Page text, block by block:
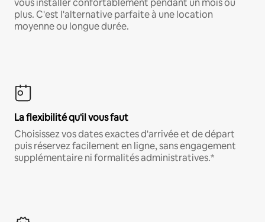
vous installer confortablement pendant un mois ou
plus. C'est l'alternative parfaite à une location
moyenne ou longue durée.
La flexibilité qu'il vous faut
Choisissez vos dates exactes d'arrivée et de départ
puis réservez facilement en ligne, sans engagement
supplémentaire ni formalités administratives.*